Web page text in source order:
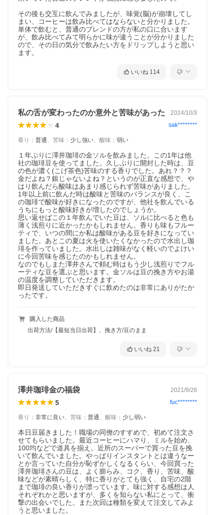
上質を極めた。香りと余韻。
ぐその瞬間から、豊かな香りが立ち上り、余韻まで続く奥深い味
わいが、いつもの珈琲時間を格別なものへと昇華します。
リピーター続出の理由がここに
など、実際にお飲みいただいたお客様から多数の喜びの声をいた
だいています。ホットでもアイスでも、どんな飲み方でも美味し
く楽しめる万能さが人気の秘密です。
その後も交互に飲んでみましたが、味覚(脳)が崩壊してし
まい、コーヒーは飲み比べてはならないと分かりました。
単体で飲むと、普通のブレンドの方が私の口に合います
が、飲み比べてみて明らかに味が違うことが分かりました
ので、その日の気分で飲みたい方をドリップしようと思い
ます。
いいね 114
私の舌が変わったのか意外と苦味があった 2024/10/3
4 sak********
香り ： 普通、 苦味 ： 少し強い、 酸味 ： 弱い
１年ぶりに澤井珈琲の金ソルを飲みました。この1年は他
社の珈琲豆を使ってました。久しぶりに開封した時は、豆
の色が濃く(こげ茶色)苦味のする香りでした。あれ？？？
金だよね？銀じゃないよね？というのが正直な感想で、や
はり飲んだら酸味はあまり感じられず苦味がありました。
1年以上前に飲んだ時は酸味と苦味のバランスが良く、こ
の珈琲で酸味が好きになったのですが、他社を飲んでいる
うちにもっと酸味好きが増したのでしょうか。
思い返せばこの１年飲んでいた豆は、ソルに比べると色も
薄く浅煎りに近かったかもしれません。香りも味もフルー
ティで、いつの間にか私は酸味がある豆を好きになってい
ました。あとこの夏は火を使いたくなかったので水出し珈
琲を作っていました。水出しは雑味がなく軽いのでよけい
に今回苦味を感じたのかもしれません。
なのでもしまた澤井さんで頼む時はもう少し浅煎りでフル
ーティな豆を選ぶと思います。金ソルは豆の挽き方やお湯
の温度を調整していただきます。
即日発送していただきすぐに飲めたのは非常にありがたか
ったです。
購入した商品
出荷方法/【最短当日出荷】、挽き方/豆のまま
いいね 21
澤井珈琲金の福袋 2021/9/26
5 fuc********
香り ： 非常に良い、 苦味 ： 普通、 酸味 ： 少し弱い
本日豆届きました！職場の同僚のすすめで、初めて注文さ
せてもらいました。最近コーヒーにハマり、ミルを始め、
100均などで道具を揃え。近所のスーパーで買った豆を挽
いて飲んでいました。やっぱりインスタントとは違うなー
とか言っていた自分が恥ずかしくなるくらい、今回買った
澤井珈琲さんの豆は、よく膨らみ、コク、香り、苦味、酸
味などが素晴らしく、特に香りがとても強く、自宅の2階
まで珈琲の良い香りが漂っています。味に対する感想は人
それぞれかと思いますが、多くを知らない私にとって、衝
撃の出会いでした。また次回は種類を変えて注文してみよ
うと思いました。